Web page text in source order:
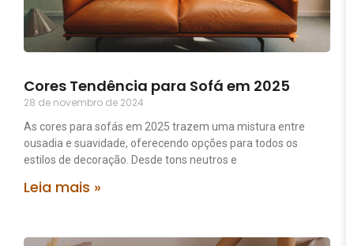
Cores Tendência para Sofá em 2025
28 de novembro de 2024
As cores para sofás em 2025 trazem uma mistura entre
ousadia e suavidade, oferecendo opções para todos os
estilos de decoração. Desde tons neutros e
Leia mais »